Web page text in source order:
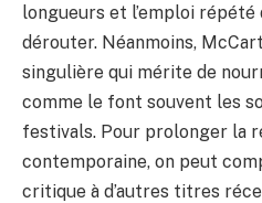
longueurs et l’emploi
dérouter. Néanmoins,
singulière qui mérite de
comme le font souvent les
festivals. Pour prolonger la
contemporaine, on peut
critique à d’autres titres